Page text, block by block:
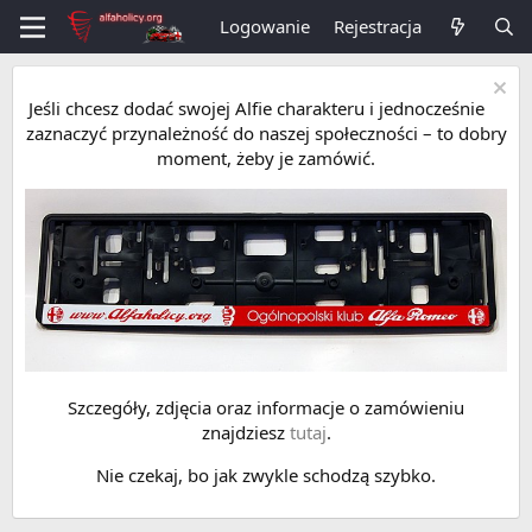
Logowanie Rejestracja
Jeśli chcesz dodać swojej Alfie charakteru i jednocześnie
zaznaczyć przynależność do naszej społeczności – to dobry
moment, żeby je zamówić.
Szczegóły, zdjęcia oraz informacje o zamówieniu
znajdziesz tutaj.
Nie czekaj, bo jak zwykle schodzą szybko.